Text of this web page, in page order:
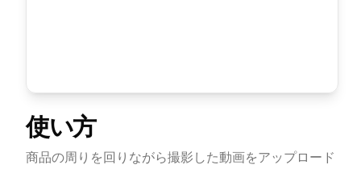
使い方
商品の周りを回りながら撮影した動画をアップロード